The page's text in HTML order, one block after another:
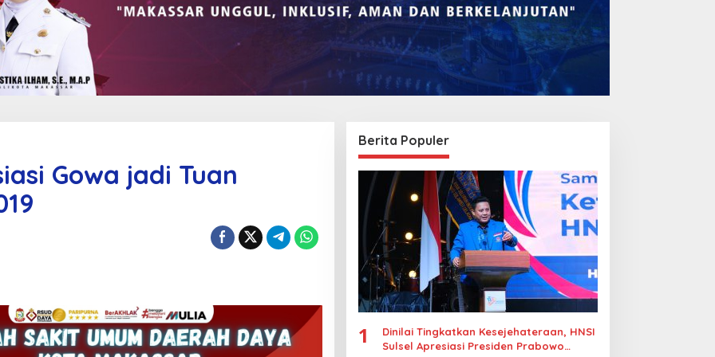
Gowa jadi Tuan
Berita Populer
1
Dinilai Tingkatkan Kesejehateraan, HNSI
Sulsel Apresiasi Presiden Prabowo